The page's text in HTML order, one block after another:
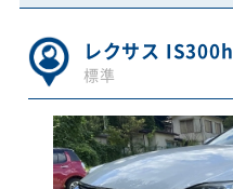
レクサス IS300h
標準